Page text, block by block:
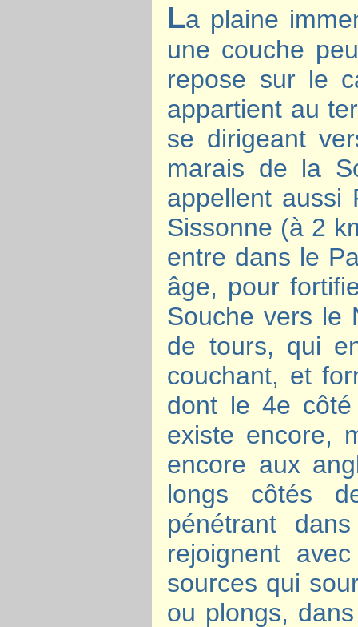
La plaine
une couche
repose sur le
appartient au
se dirigeant
marais de la
appellent aussi
Sissonne (à 2
entre dans le
âge, pour
Souche vers le
de tours, qui
couchant, et
dont le 4e
existe encore,
encore aux
longs côtés
pénétrant
rejoignent
sources qui
ou plongs,